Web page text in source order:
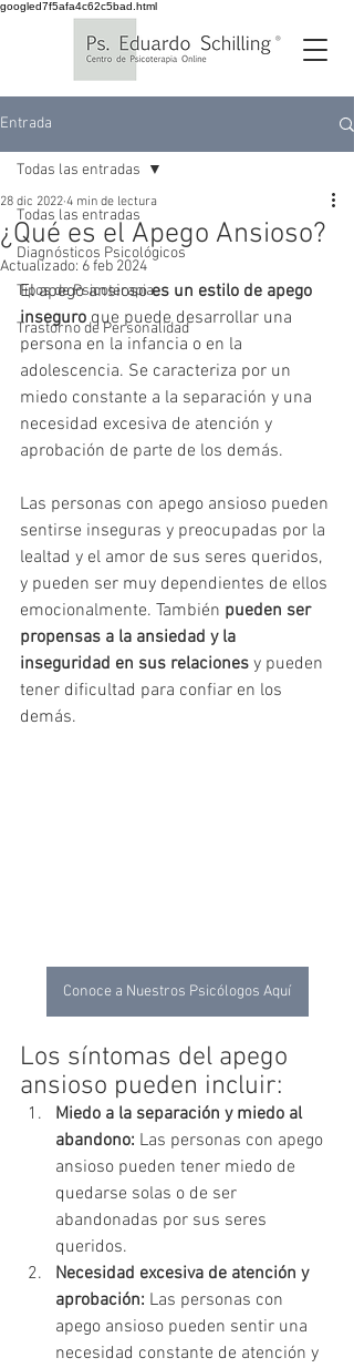
googled7f5afa4c62c5bad.html
Entrada
Todas las entradas
Diagnósticos Psicológicos
Tipos de Psicoterapia
Trastorno de Personalidad
Todas las entradas
¿Qué es el Apego Ansioso?
28 dic 2022 4 min de lectura
Actualizado: 6 feb 2024
El apego ansioso es un estilo de apego
inseguro que puede desarrollar una
persona en la infancia o en la
adolescencia. Se caracteriza por un
miedo constante a la separación y una
necesidad excesiva de atención y
aprobación de parte de los demás.
Las personas con apego ansioso pueden
sentirse inseguras y preocupadas por la
lealtad y el amor de sus seres queridos,
y pueden ser muy dependientes de ellos
emocionalmente. También pueden ser
propensas a la ansiedad y la
inseguridad en sus relaciones y pueden
tener dificultad para confiar en los
demás.
Conoce a Nuestros Psicólogos Aquí
Los síntomas del apego
ansioso pueden incluir:
Miedo a la separación y miedo al
abandono: Las personas con apego
ansioso pueden tener miedo de
quedarse solas o de ser
abandonadas por sus seres
queridos.
Necesidad excesiva de atención y
aprobación: Las personas con
apego ansioso pueden sentir una
necesidad constante de atención y